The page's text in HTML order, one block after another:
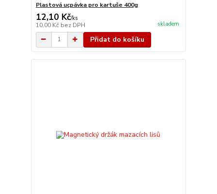
Plastová ucpávka pro kartuše 400g
12,10 Kč/ks
10,00 Kč bez DPH skladem
Přidat do košíku